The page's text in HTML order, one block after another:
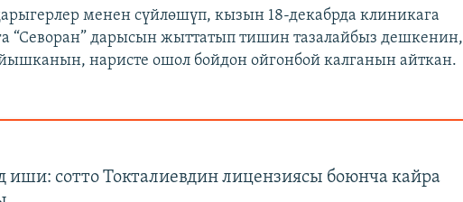
менен сүйлөшүп, кызын 18-декабрда клиникага
“Севоран” дарысын жыттатып тишин тазалайбыз дешкенин,
наристе ошол бойдон ойгонбой калганын айткан.
иши: сотто Токталиевдин лицензиясы боюнча кайра